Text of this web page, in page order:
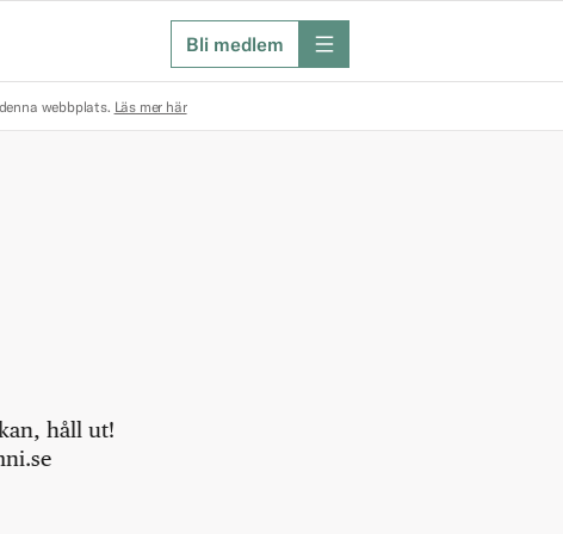
Bli medlem meny
webbplats. Läs mer här
håll ut!